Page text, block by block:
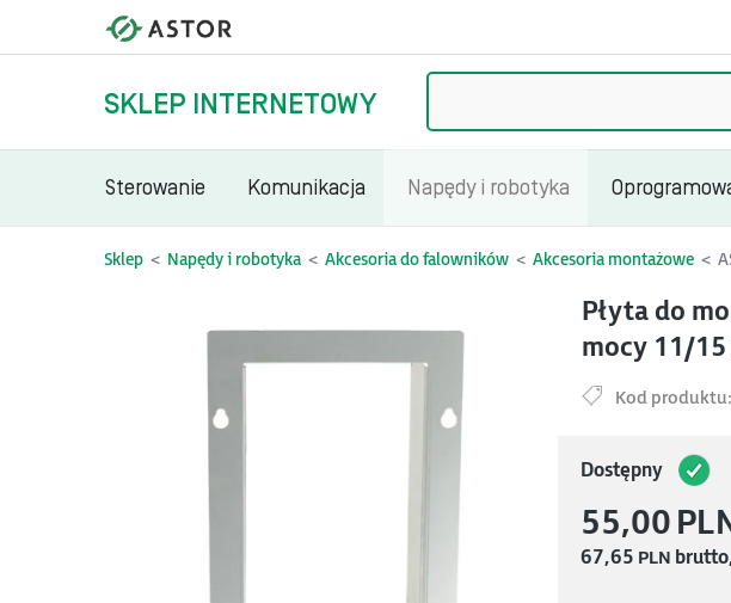
SKLEP INTERNETOWY
Sterowanie Komunikacja Napędy i robotyka
Sklep Napędy i robotyka Akcesoria do falowników Akcesoria montażowe
Płyta do
mocy 11/
Kod produktu:
Dostępny
55,00
67,65 PLN